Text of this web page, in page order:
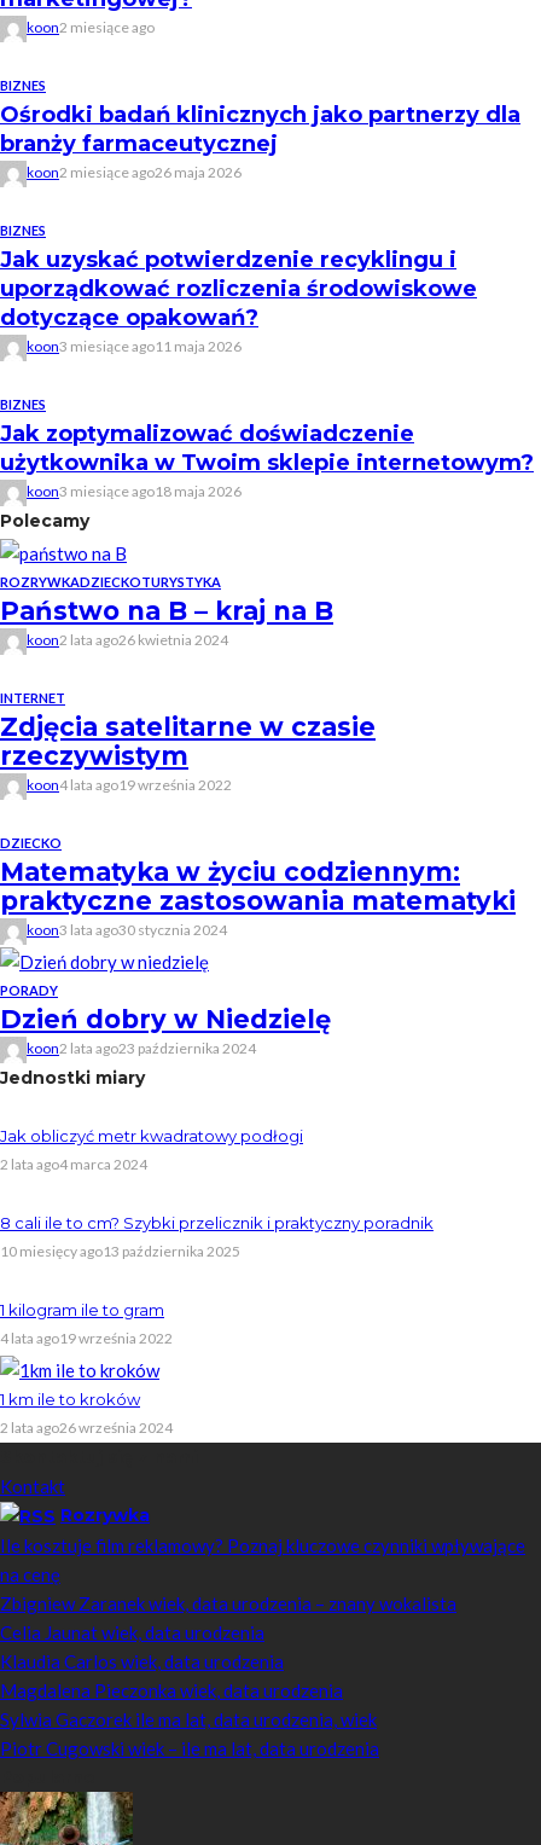
koon2 miesiące ago
BIZNES
Ośrodki badań klinicznych jako partnerzy dla
branży farmaceutycznej
koon2 miesiące ago26 maja 2026
BIZNES
Jak uzyskać potwierdzenie recyklingu i
uporządkować rozliczenia środowiskowe
dotyczące opakowań?
koon3 miesiące ago11 maja 2026
BIZNES
Jak zoptymalizować doświadczenie
użytkownika w Twoim sklepie internetowym?
koon3 miesiące ago18 maja 2026
Polecamy
ROZRYWKADZIECKOTURYSTYKA
Państwo na B – kraj na B
koon2 lata ago26 kwietnia 2024
INTERNET
Zdjęcia satelitarne w czasie
rzeczywistym
koon4 lata ago19 września 2022
DZIECKO
Matematyka w życiu codziennym:
praktyczne zastosowania matematyki
koon3 lata ago30 stycznia 2024
PORADY
Dzień dobry w Niedzielę
koon2 lata ago23 października 2024
Jednostki miary
Jak obliczyć metr kwadratowy podłogi
2 lata ago4 marca 2024
8 cali ile to cm? Szybki przelicznik i praktyczny poradnik
10 miesięcy ago13 października 2025
1 kilogram ile to gram
4 lata ago19 września 2022
1 km ile to kroków
2 lata ago26 września 2024
Kontakt
Rozrywka
Ile kosztuje film reklamowy? Poznaj kluczowe czynniki wpływające
na cenę
Zbigniew Zaranek wiek, data urodzenia – znany wokalista
Celia Jaunat wiek, data urodzenia
Klaudia Carlos wiek, data urodzenia
Magdalena Pieczonka wiek, data urodzenia
Sylwia Gaczorek ile ma lat, data urodzenia, wiek
Piotr Cugowski wiek – ile ma lat, data urodzenia